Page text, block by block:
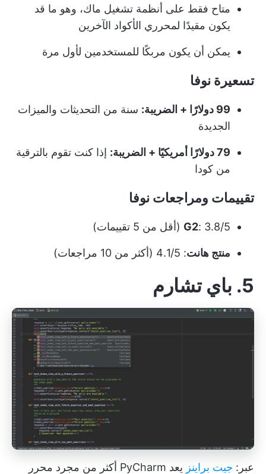
متاح فقط على أنظمة تشغيل ماك، وهو ما قد
يكون مقيدًا لمحرري الأكواد الآخرين
يمكن أن يكون مربكًا للمستخدمين لأول مرة
تسعيرة نوفا
99 دولارًا + الضريبة:
سنة من التحديثات والميزات
الجديدة
79 دولارًا أمريكيًا + الضريبة:
إذا كنت تقوم بالترقية
من كودا
تقييمات ومراجعات نوفا
G2: 3.8/5 (أقل من 5 تقييمات)
منتج هانت: 4.1/5 (أكثر من 10 مراجعات)
5. باي تشارم
عبر: جيت براينز
يعد PyCharm أكثر من مجرد محرر